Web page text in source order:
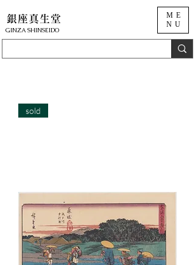
ME
NU
銀座真生堂
​GINZA SHINSEIDO
sold